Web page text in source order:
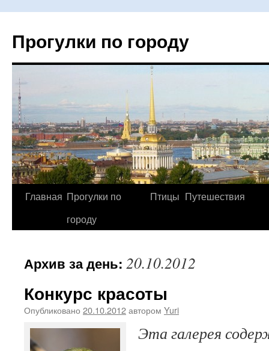
Прогулки по городу
Перейти
Главная Прогулки по
городу
Птицы Путешествия
Архив за день: 20.10.2012
Конкурс красоты
Опубликовано 20.10.2012автором Yuri
Эта галерея